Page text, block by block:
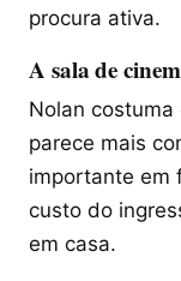
procura ativa.
A sala de
Nolan costuma
parece mais
importante em
custo do
em casa.